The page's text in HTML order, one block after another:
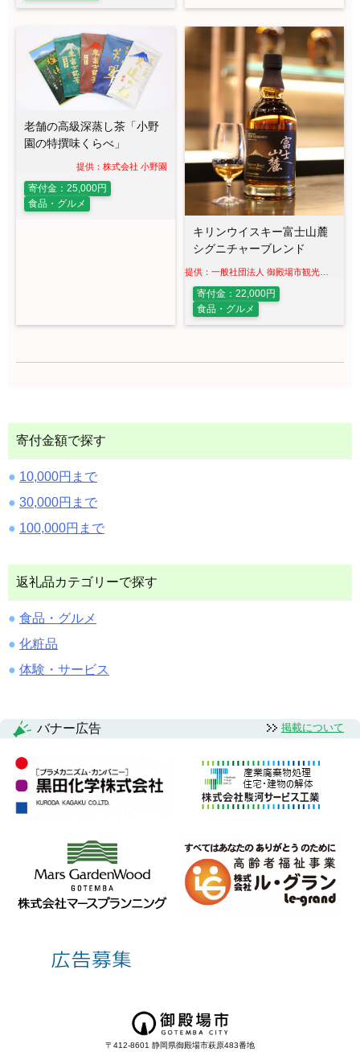
老舗の高級深蒸し茶「小野
園の特撰味くらべ」
提供：株式会社 小野園
寄付金：25,000円
食品・グルメ
キリンウイスキー富士山麓
シグニチャーブレンド
寄付金：22,000円
食品・グルメ
寄付金額で探す
10,000円まで
30,000円まで
100,000円まで
返礼品カテゴリーで探す
食品・グルメ
化粧品
体験・サービス
バナー広告 掲載について
〒412-8601 静岡県御殿場市萩原483番地